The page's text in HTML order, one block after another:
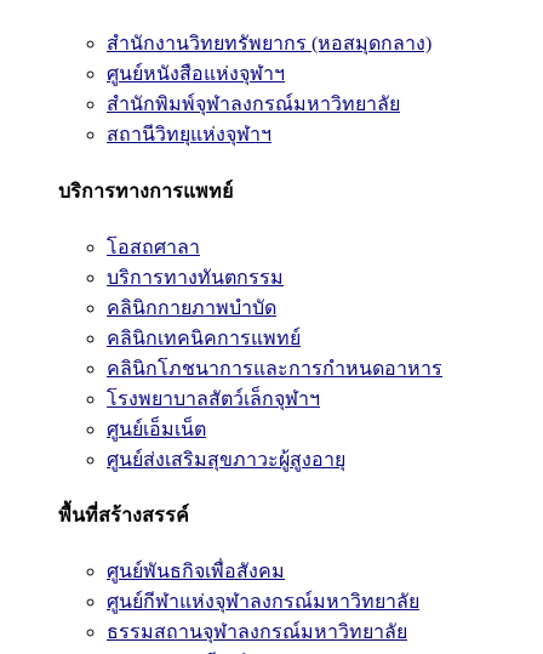
สำนักงานวิทยทรัพยากร (หอสมุดกลาง)
ศูนย์หนังสือแห่งจุฬาฯ
สำนักพิมพ์จุฬาลงกรณ์มหาวิทยาลัย
สถานีวิทยุแห่งจุฬาฯ
บริการทางการแพทย์
โอสถศาลา
บริการทางทันตกรรม
คลินิกกายภาพบำบัด
คลินิกเทคนิคการแพทย์
คลินิกโภชนาการและการกำหนดอาหาร
โรงพยาบาลสัตว์เล็กจุฬาฯ
ศูนย์เอ็มเน็ต
ศูนย์ส่งเสริมสุขภาวะผู้สูงอายุ
พื้นที่สร้างสรรค์
ศูนย์พันธกิจเพื่อสังคม
ศูนย์กีฬาแห่งจุฬาลงกรณ์มหาวิทยาลัย
ธรรมสถานจุฬาลงกรณ์มหาวิทยาลัย